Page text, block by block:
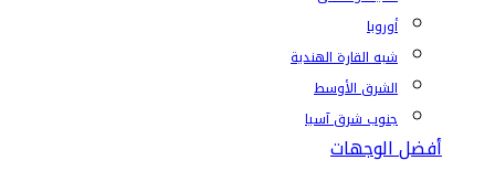
أوروبا
شبه القارة الهندية
الشرق الأوسط
جنوب شرق آسيا
أفضل الوجهات